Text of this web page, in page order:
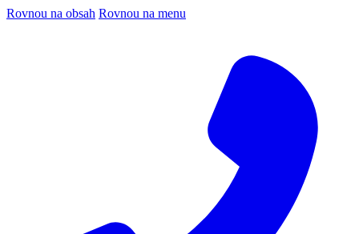
Rovnou na obsah Rovnou na menu